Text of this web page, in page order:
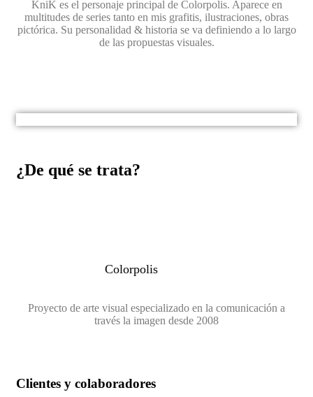
KniK es el personaje principal de Colorpolis. Aparece en
multitudes de series tanto en mis grafitis, ilustraciones, obras
pictórica. Su personalidad & historia se va definiendo a lo largo
de las propuestas visuales.
¿De qué se trata?
Colorpolis
Proyecto de arte visual especializado en la comunicación a
través la imagen desde 2008
Clientes y colaboradores